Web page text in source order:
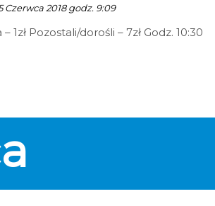
Czerwca 2018 godz. 9:09
1zł Pozostali/dorośli – 7zł Godz. 10:30